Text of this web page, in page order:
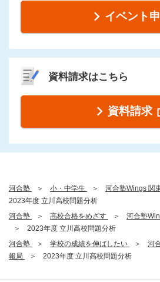
イベント
資料請求はこちら
資料請求
河合塾 小・中学生 河合塾Wings 関
2023年度 立川高校問題分析
河合塾
高校合格をめざす 河合塾
2023年度 立川高校問題分析
河合塾
学校の成績を伸ばしたい 河
報局
2023年度 立川高校問題分析